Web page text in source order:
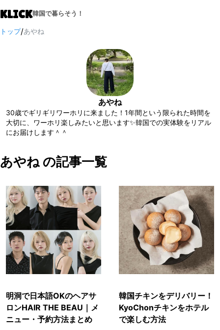
KLICK韓国で暮らそう！
トップ/あやね
あやね
30歳でギリギリワーホリに来ました！1年間という限られた時間を
大切に、ワーホリ楽しみたいと思います✨韓国での実体験をリアル
にお届けします＾＾
あやね の記事一覧
明洞で日本語OKのヘアサ
ロンHAIR THE BEAU｜メ
ニュー・予約方法まとめ
韓国チキンをデリバリー！
KyoChonチキンをホテル
で楽しむ方法